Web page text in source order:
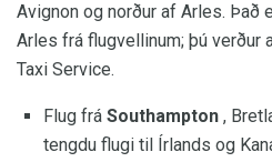
Avignon og norður af Arles. Það
Arles frá flugvellinum; þú verður
Taxi Service.
Flug frá Southampton ,
tengdu flugi til Írlands og